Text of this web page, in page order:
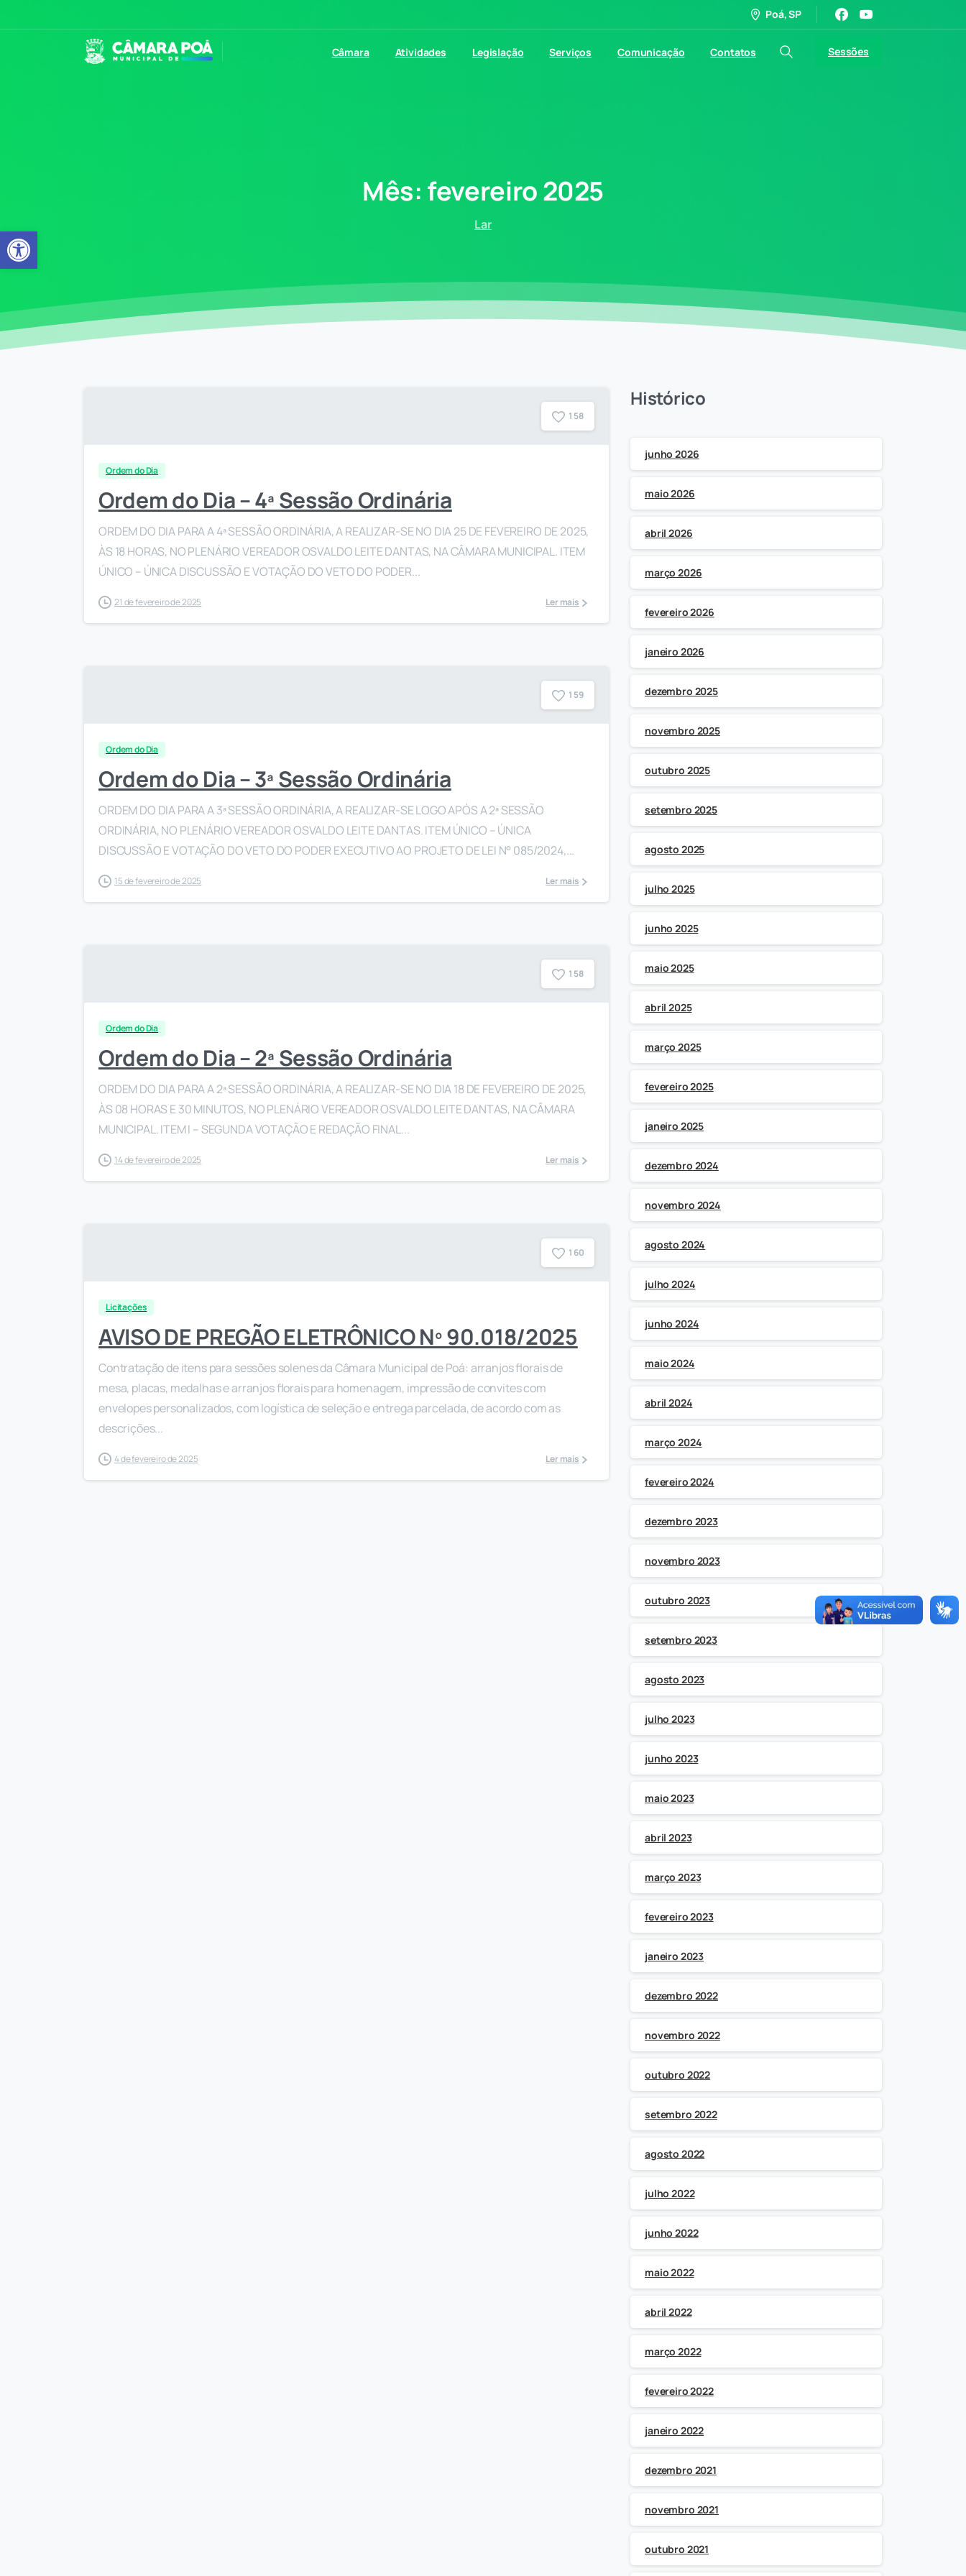
Abrir a barra de ferramentas
Poá, SP
Câmara Atividades Legislação Serviços Comunicação Contatos Sessões
Mês: fevereiro2025
Lar
1 58
Ordem do Dia
Ordem do Dia – 4ª Sessão Ordinária
ORDEM DO DIA PARA A 4ª SESSÃO ORDINÁRIA, A REALIZAR-SE NO DIA 25 DE FEVEREIRO DE 2025,
ÀS 18 HORAS, NO PLENÁRIO VEREADOR OSVALDO LEITE DANTAS, NA CÂMARA MUNICIPAL. ITEM
ÚNICO – ÚNICA DISCUSSÃO E VOTAÇÃO DO VETO DO PODER...
21 de fevereiro de 2025 Ler mais
1 59
Ordem do Dia
Ordem do Dia – 3ª Sessão Ordinária
ORDEM DO DIA PARA A 3ª SESSÃO ORDINÁRIA, A REALIZAR-SE LOGO APÓS A 2ª SESSÃO
ORDINÁRIA, NO PLENÁRIO VEREADOR OSVALDO LEITE DANTAS. ITEM ÚNICO – ÚNICA
DISCUSSÃO E VOTAÇÃO DO VETO DO PODER EXECUTIVO AO PROJETO DE LEI N° 085/2024,...
15 de fevereiro de 2025 Ler mais
1 58
Ordem do Dia
Ordem do Dia – 2ª Sessão Ordinária
ORDEM DO DIA PARA A 2ª SESSÃO ORDINÁRIA, A REALIZAR-SE NO DIA 18 DE FEVEREIRO DE 2025,
ÀS 08 HORAS E 30 MINUTOS, NO PLENÁRIO VEREADOR OSVALDO LEITE DANTAS, NA CÂMARA
MUNICIPAL. ITEM I – SEGUNDA VOTAÇÃO E REDAÇÃO FINAL...
14 de fevereiro de 2025 Ler mais
1 60
Licitações
AVISO DE PREGÃO ELETRÔNICO Nº 90.018/2025
Contratação de itens para sessões solenes da Câmara Municipal de Poá: arranjos florais de
mesa, placas, medalhas e arranjos florais para homenagem, impressão de convites com
envelopes personalizados, com logística de seleção e entrega parcelada, de acordo com as
descrições...
4 de fevereiro de 2025 Ler mais
Histórico
junho 2026
maio 2026
abril 2026
março 2026
fevereiro 2026
janeiro 2026
dezembro 2025
novembro 2025
outubro 2025
setembro 2025
agosto 2025
julho 2025
junho 2025
maio 2025
abril 2025
março 2025
fevereiro 2025
janeiro 2025
dezembro 2024
novembro 2024
agosto 2024
julho 2024
junho 2024
maio 2024
abril 2024
março 2024
fevereiro 2024
dezembro 2023
novembro 2023
outubro 2023
setembro 2023
agosto 2023
julho 2023
junho 2023
maio 2023
abril 2023
março 2023
fevereiro 2023
janeiro 2023
dezembro 2022
novembro 2022
outubro 2022
setembro 2022
agosto 2022
julho 2022
junho 2022
maio 2022
abril 2022
março 2022
fevereiro 2022
janeiro 2022
dezembro 2021
novembro 2021
outubro 2021